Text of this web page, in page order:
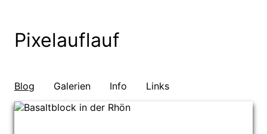
Pixelauflauf
Blog Galerien Info Links